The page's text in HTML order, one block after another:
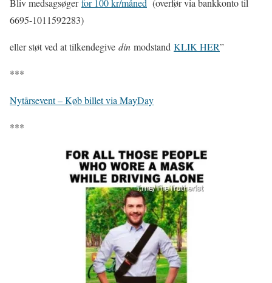
Bliv medsagsøgerfor 100 kr/måned (overfør via bankkonto til
6695-1011592283)
eller støt ved at tilkendegive din modstand KLIK HER”
***
Nytårsevent – Køb billet via MayDay
***